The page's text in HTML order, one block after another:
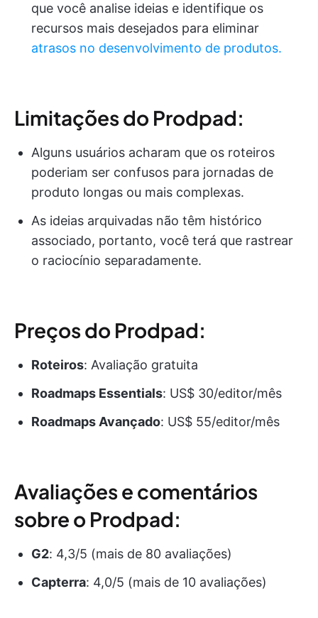
que você analise ideias e identifique os
recursos mais desejados para eliminar
atrasos no desenvolvimento de produtos.
Limitações do Prodpad:
Alguns usuários acharam que os roteiros
poderiam ser confusos para jornadas de
produto longas ou mais complexas.
As ideias arquivadas não têm histórico
associado, portanto, você terá que rastrear
o raciocínio separadamente.
Preços do Prodpad:
Roteiros: Avaliação gratuita
Roadmaps Essentials: US$ 30/editor/mês
Roadmaps Avançado: US$ 55/editor/mês
Avaliações e comentários
sobre o Prodpad:
G2: 4,3/5 (mais de 80 avaliações)
Capterra: 4,0/5 (mais de 10 avaliações)